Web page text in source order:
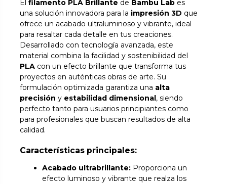
Elfilamento PLA Brillante de Bambu Lab es
una solución innovadora para la impresión 3D que
ofrece un acabado ultraluminoso y vibrante, ideal
para resaltar cada detalle en tus creaciones.
Desarrollado con tecnología avanzada, este
material combina la facilidad y sostenibilidad del
PLA con un efecto brillante que transforma tus
proyectos en auténticas obras de arte. Su
formulación optimizada garantiza una alta
precisión y estabilidad dimensional, siendo
perfecto tanto para usuarios principiantes como
para profesionales que buscan resultados de alta
calidad.
Características principales:
Acabado ultrabrillante: Proporciona un
efecto luminoso y vibrante que realza los